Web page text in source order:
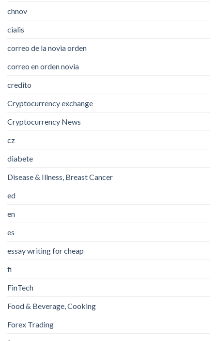
chnov
cialis
correo de la novia orden
correo en orden novia
credito
Cryptocurrency exchange
Cryptocurrency News
cz
diabete
Disease & Illness, Breast Cancer
ed
en
es
essay writing for cheap
fi
FinTech
Food & Beverage, Cooking
Forex Trading